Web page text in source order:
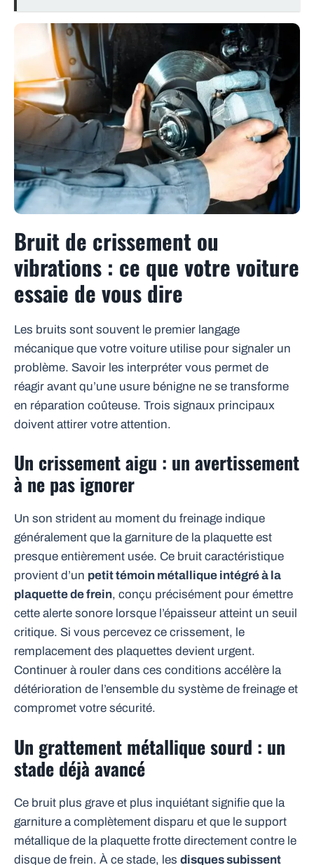
Bruit de crissement ou
vibrations : ce que votre voiture
essaie de vous dire
Les bruits sont souvent le premier langage
mécanique que votre voiture utilise pour signaler un
problème. Savoir les interpréter vous permet de
réagir avant qu’une usure bénigne ne se transforme
en réparation coûteuse. Trois signaux principaux
doivent attirer votre attention.
Un crissement aigu : un avertissement
à ne pas ignorer
Un son strident au moment du freinage indique
généralement que la garniture de la plaquette est
presque entièrement usée. Ce bruit caractéristique
provient d’un petit témoin métallique intégré à la
plaquette de frein, conçu précisément pour émettre
cette alerte sonore lorsque l’épaisseur atteint un seuil
critique. Si vous percevez ce crissement, le
remplacement des plaquettes devient urgent.
Continuer à rouler dans ces conditions accélère la
détérioration de l’ensemble du système de freinage et
compromet votre sécurité.
Un grattement métallique sourd : un
stade déjà avancé
Ce bruit plus grave et plus inquiétant signifie que la
garniture a complètement disparu et que le support
métallique de la plaquette frotte directement contre le
disque de frein. À ce stade, les disques subissent